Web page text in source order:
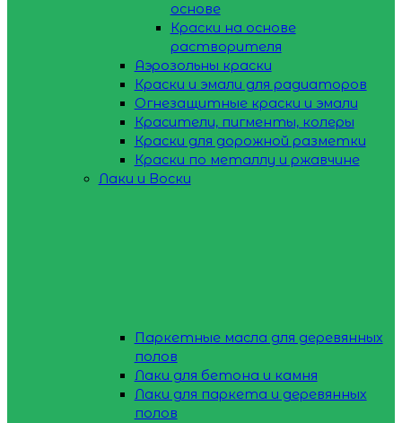
основе
Краски на основе
растворителя
Аэрозольны краски
Краски и эмали для радиаторов
Огнезащитные краски и эмали
Красители, пигменты, колеры
Краски для дорожной разметки
Краски по металлу и ржавчине
Лаки и Воски
Паркетные масла для деревянных
полов
Лаки для бетона и камня
Лаки для паркета и деревянных
полов